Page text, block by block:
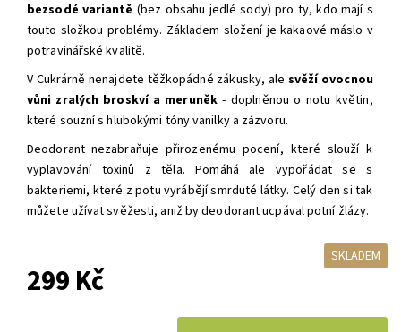
bezsodé variantě (bez obsahu jedlé sody) pro ty, kdo mají s
touto složkou problémy. Základem složení je kakaové máslo v
potravinářské kvalitě.
V Cukrárně nenajdete těžkopádné zákusky, ale svěží ovocnou
vůni zralých broskví a meruněk- doplněnou o notu květin,
které souzní s hlubokými tóny vanilky a zázvoru.
Deodorant nezabraňuje přirozenému pocení, které slouží k
vyplavování toxinů z těla. Pomáhá ale vypořádat se s
bakteriemi, které z potu vyrábějí smrduté látky. Celý den si tak
můžete užívat svěžesti, aniž by deodorant ucpával potní žlázy.
SKLADEM
299 Kč